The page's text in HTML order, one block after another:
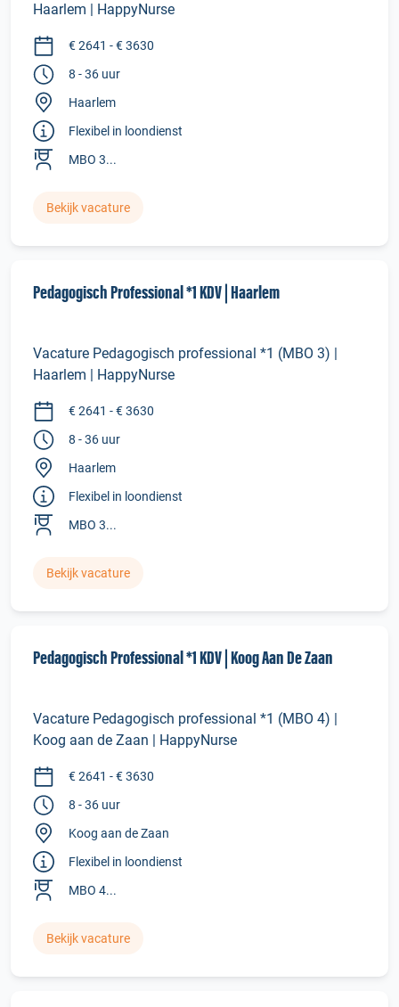
Haarlem | HappyNurse
€ 2641 - € 3630
8 - 36 uur
Haarlem
Flexibel in loondienst
MBO 3...
Bekijk vacature
Pedagogisch Professional *1 KDV | Haarlem
Vacature Pedagogisch professional *1 (MBO 3) |
Haarlem | HappyNurse
€ 2641 - € 3630
8 - 36 uur
Haarlem
Flexibel in loondienst
MBO 3...
Bekijk vacature
Pedagogisch Professional *1 KDV | Koog Aan De Zaan
Vacature Pedagogisch professional *1 (MBO 4) |
Koog aan de Zaan | HappyNurse
€ 2641 - € 3630
8 - 36 uur
Koog aan de Zaan
Flexibel in loondienst
MBO 4...
Bekijk vacature